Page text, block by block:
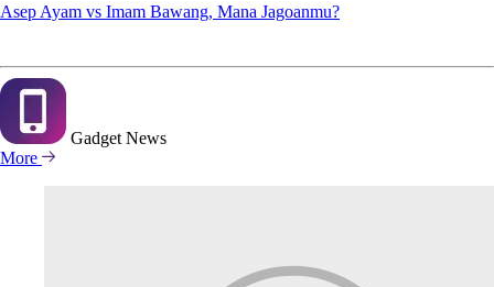
Asep Ayam vs Imam Bawang, Mana Jagoanmu?
Gadget News
More